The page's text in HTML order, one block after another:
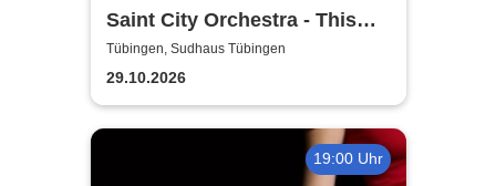
Saint City Orchestra - This
Ain´t Quiet Tour 2026
Tübingen, Sudhaus Tübingen
29.10.2026
19:00 Uhr